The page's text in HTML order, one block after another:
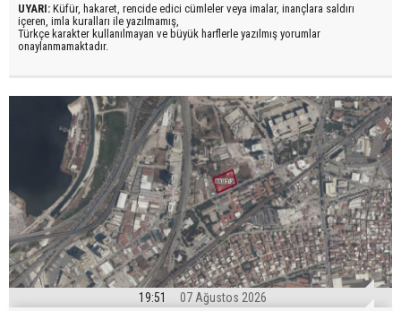
UYARI: Küfür, hakaret, rencide edici cümleler veya imalar, inançlara saldırı
içeren, imla kuralları ile yazılmamış,
Türkçe karakter kullanılmayan ve büyük harflerle yazılmış yorumlar
onaylanmamaktadır.
19:51 07 Ağustos 2026